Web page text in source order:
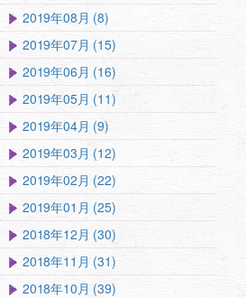
2019年08月 (8)
2019年07月 (15)
2019年06月 (16)
2019年05月 (11)
2019年04月 (9)
2019年03月 (12)
2019年02月 (22)
2019年01月 (25)
2018年12月 (30)
2018年11月 (31)
2018年10月 (39)